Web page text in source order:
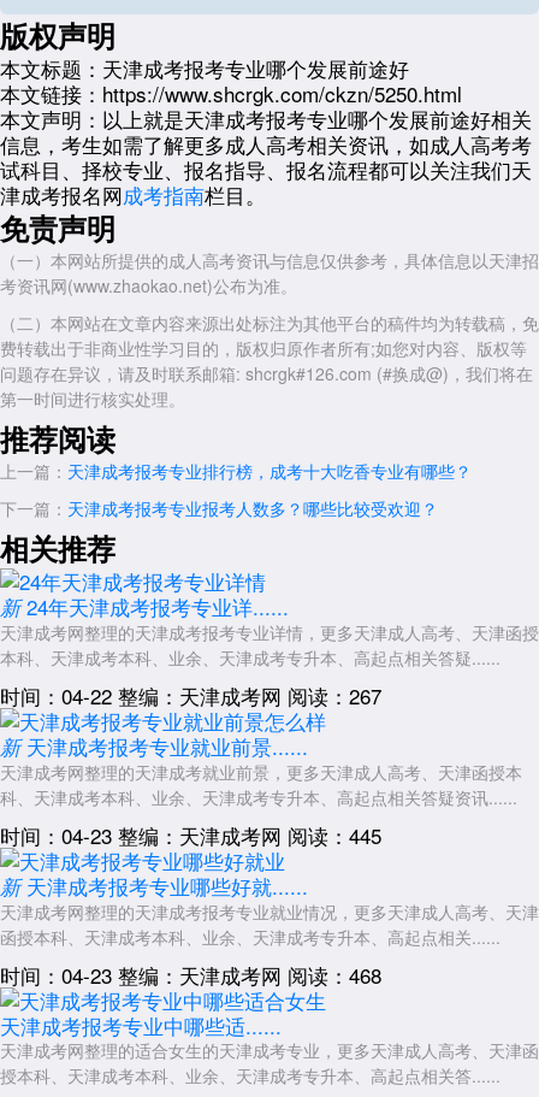
随着社会和经济的发展，市场需求和就业前景也会发生变化，因此选择专
业时也需要关注市场趋势和未来发展动态。
展开全文
版权声明
本文标题： 天津成考报考专业哪个发展前途好
本文链接： https://www.shcrgk.com/ckzn/5250.html
本文声明： 以上就是天津成考报考专业哪个发展前途好相关
信息，考生如需了解更多成人高考相关资讯，如成人高考考
试科目、择校专业、报名指导、报名流程都可以关注我们天
津成考报名网成考指南栏目。
免责声明
（一）本网站所提供的成人高考资讯与信息仅供参考，具体信息以天津招
考资讯网(www.zhaokao.net)公布为准。
（二）本网站在文章内容来源出处标注为其他平台的稿件均为转载稿，免
费转载出于非商业性学习目的，版权归原作者所有;如您对内容、版权等
问题存在异议，请及时联系邮箱: shcrgk#126.com (#换成@)，我们将在
第一时间进行核实处理。
推荐阅读
上一篇： 天津成考报考专业排行榜，成考十大吃香专业有哪些？
下一篇： 天津成考报考专业报考人数多？哪些比较受欢迎？
相关推荐
新 24年天津成考报考专业详......
天津成考网整理的天津成考报考专业详情，更多天津成人高考、天津函授
本科、天津成考本科、业余、天津成考专升本、高起点相关答疑......
时间：04-22 整编：天津成考网 阅读：267
新 天津成考报考专业就业前景......
天津成考网整理的天津成考就业前景，更多天津成人高考、天津函授本
科、天津成考本科、业余、天津成考专升本、高起点相关答疑资讯......
时间：04-23 整编：天津成考网 阅读：445
新 天津成考报考专业哪些好就......
天津成考网整理的天津成考报考专业就业情况，更多天津成人高考、天津
函授本科、天津成考本科、业余、天津成考专升本、高起点相关......
时间：04-23 整编：天津成考网 阅读：468
天津成考报考专业中哪些适......
天津成考网整理的适合女生的天津成考专业，更多天津成人高考、天津函
授本科、天津成考本科、业余、天津成考专升本、高起点相关答......